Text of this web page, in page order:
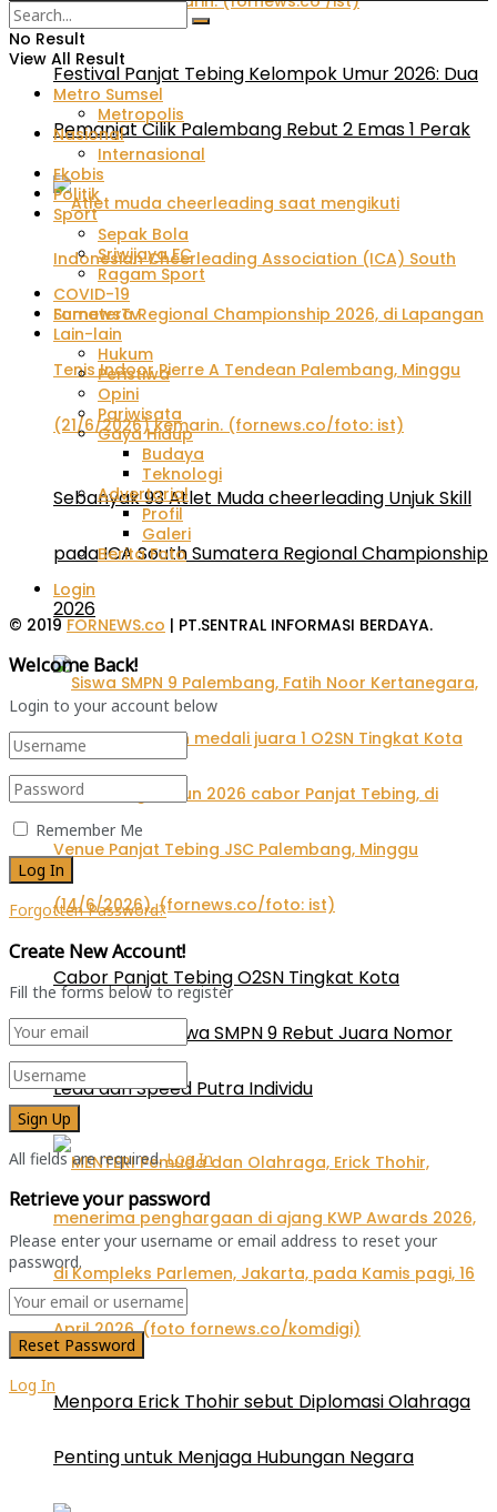
Festival Panjat Tebing Kelompok Umur 2026: Dua
Pemanjat Cilik Palembang Rebut 2 Emas 1 Perak
Sebanyak 93 Atlet Muda cheerleading Unjuk Skill
pada ICA South Sumatera Regional Championship
2026
Cabor Panjat Tebing O2SN Tingkat Kota
Palembang, Siswa SMPN 9 Rebut Juara Nomor
Lead dan Speed Putra Individu
Menpora Erick Thohir sebut Diplomasi Olahraga
Penting untuk Menjaga Hubungan Negara
No Result
View All Result
Metro Sumsel
Metropolis
Nasional
Internasional
Ekobis
Politik
Sport
Sepak Bola
Sriwijaya FC
Ragam Sport
COVID-19
FornewsTv
Lain-lain
Hukum
Peristiwa
Opini
Pariwisata
Gaya Hidup
Budaya
Teknologi
Advertorial
Profil
Galeri
Berita Foto
Login
© 2019FORNEWS.co | PT.SENTRAL INFORMASI BERDAYA.
Welcome Back!
Login to your account below
Remember Me
Forgotten Password?
Create New Account!
Fill the forms below to register
All fields are required. Log In
Retrieve your password
Please enter your username or email address to reset your
password.
Log In